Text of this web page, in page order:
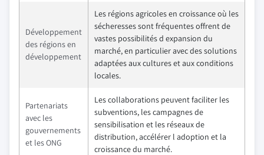
Développement
des régions en
développement
Les régions agricoles en croissance où les
sécheresses sont fréquentes offrent de
vastes possibilités d expansion du
marché, en particulier avec des solutions
adaptées aux cultures et aux conditions
locales.
Partenariats
avec les
gouvernements
et les ONG
Les collaborations peuvent faciliter les
subventions, les campagnes de
sensibilisation et les réseaux de
distribution, accélérer l adoption et la
croissance du marché.